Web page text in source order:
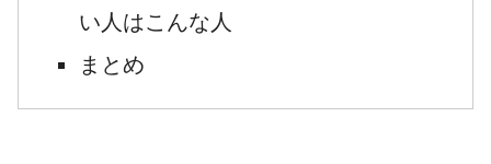
い人はこんな人
まとめ